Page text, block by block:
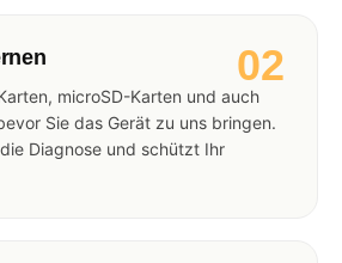
02
microSD-Karten und auch
Sie das Gerät zu uns bringen.
Diagnose und schützt Ihr